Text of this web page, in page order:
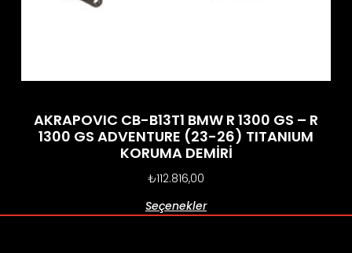
AKRAPOVIC CB-B13T1 BMW R 1300 GS – R
1300 GS ADVENTURE (23-26) TITANIUM
KORUMA DEMİRİ
₺112.816,00
Seçenekler